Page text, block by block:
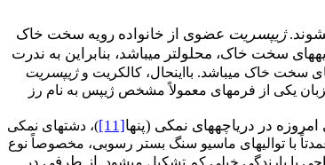
ژیپسریت عضوی از خانواده رویه سخت خاک
سخت خاک، محلول­تر می­باشد، بنابراین به ندرت
سخت خاک می­باشد. بااین­حال، کالکریت و ژیپسریت
یکی از فرم­های معمولاً مشخص ژیپس به نام رز
در دریاچه­های نمکی (پن­ها[11])، دشت­های نمکی
با توالی­های ماسیو سنگ بستر رسوبی، مخصوصاً نوع
با بارندگی خیلی کم تشکیل می­شود. از طرفی در